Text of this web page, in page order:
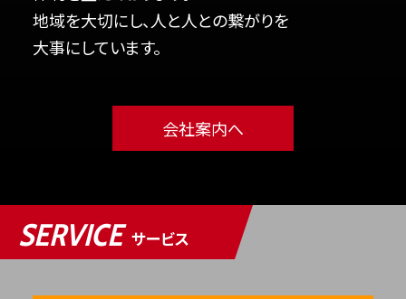
地域を大切にし、人と人との繋がりを
大事にしています。
会社案内へ
SERVICE サービス